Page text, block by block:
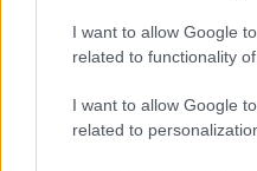
I want to allow Google
related to functionality
I want to allow Google
related to
οικογένεια του
ακυρώνεται. Αυτό
άλλη πλευρά, και
με την οικογένεια